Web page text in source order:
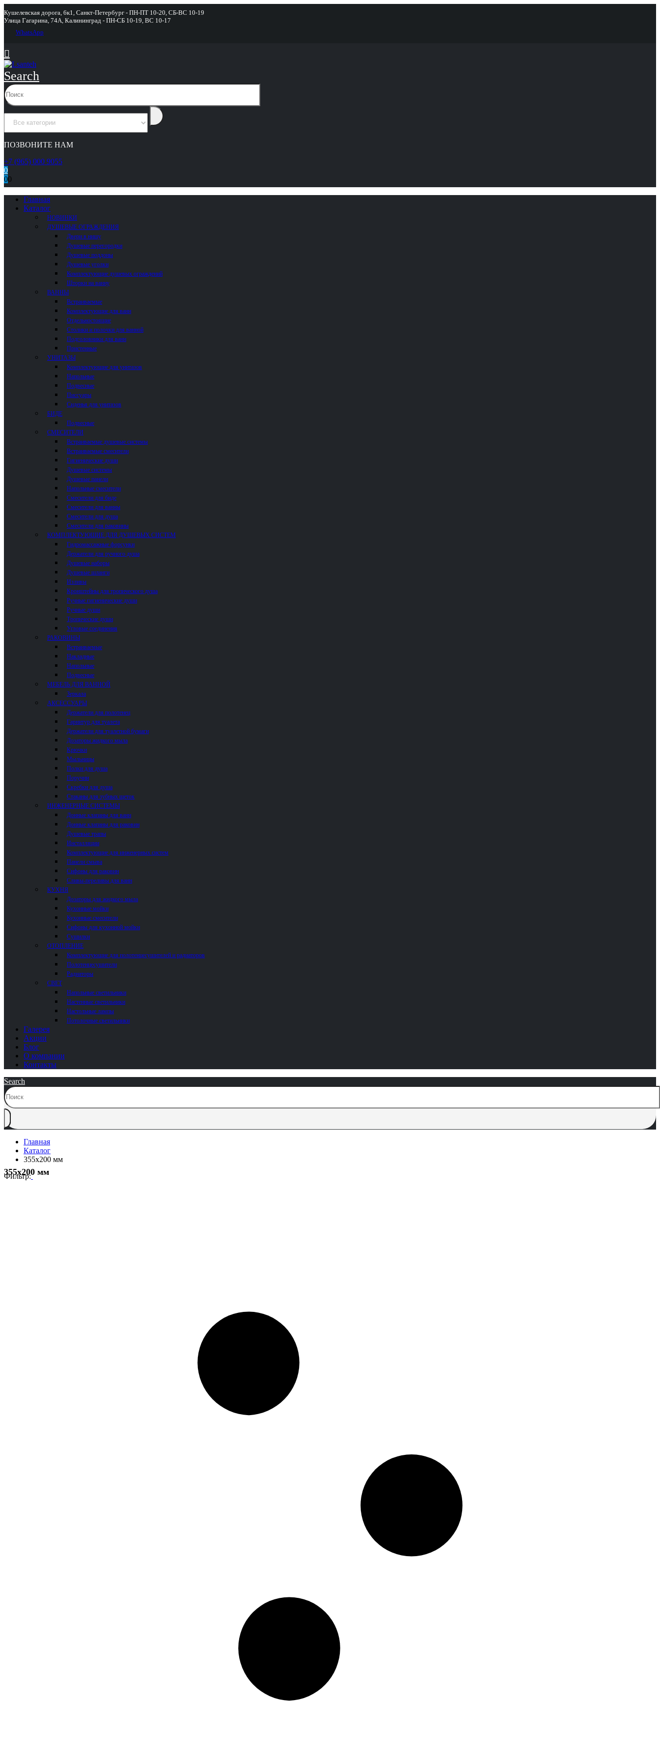
Кушелевская дорога, 6к1, Санкт-Петербург - ПН-ПТ 10-20, СБ-ВС 10-19
Улица Гагарина, 74А, Калининград - ПН-СБ 10-19, ВС 10-17
WhatsApp
Search
ПОЗВОНИТЕ НАМ
+7 (965) 000 9055
0
00
Главная
Каталог
НОВИНКИ
ДУШЕВЫЕ ОГРАЖДЕНИЯ
Двери в нишу
Душевые перегородки
Душевые поддоны
Душевые уголки
Комплектующие душевых ограждений
Шторки на ванну
ВАННЫ
Встраиваемые
Комплектующие для ванн
Отдельностоящие
Столики и полочки для ванной
Подголовники для ванн
Пристенные
УНИТАЗЫ
Комплектующие для унитазов
Напольные
Подвесные
Писсуары
Сиденья для унитазов
БИДЕ
Подвесные
СМЕСИТЕЛИ
Встраиваемые душевые системы
Встраиваемые смесители
Гигиенические души
Душевые системы
Душевые панели
Напольные смесители
Смесители для биде
Смесители для ванны
Смесители для душа
Смесители для раковины
КОМПЛЕКТУЮЩИЕ ДЛЯ ДУШЕВЫХ СИСТЕМ
Гидромассажные форсунки
Держатели для ручного душа
Душевые наборы
Душевые шланги
Изливы
Кронштейны для тропического душа
Ручные гигиенические души
Ручные души
Тропические души
Угловые соединения
РАКОВИНЫ
Встраиваемые
Накладные
Напольные
Подвесные
МЕБЕЛЬ ДЛЯ ВАННОЙ
Зеркала
АКСЕССУАРЫ
Держатели для полотенец
Гарнитур для туалета
Держатели для туалетной бумаги
Дозаторы жидкого мыла
Крючки
Мыльницы
Полки для душа
Поручни
Скребки для душа
Стаканы для зубных щеток
ИНЖЕНЕРНЫЕ СИСТЕМЫ
Донные клапаны для ванн
Донные клапаны для раковин
Душевые трапы
Инсталляции
Комплектующие для инженерных систем
Панели смыва
Сифоны для раковин
Сливы-переливы для ванн
КУХНЯ
Дозаторы для жидкого мыла
Кухонные мойки
Кухонные смесители
Сифоны для кухонной мойки
Сушилки
ОТОПЛЕНИЕ
Комплектующие для полотенцесушителей и радиаторов
Полотенцесушители
Радиаторы
СВЕТ
Напольные светильники
Настенные светильники
Настольные лампы
Потолочные светильники
Галерея
Акции
Блог
О компании
Контакты
Search
Главная
Каталог
355x200 мм
355x200 мм
Фильтр: